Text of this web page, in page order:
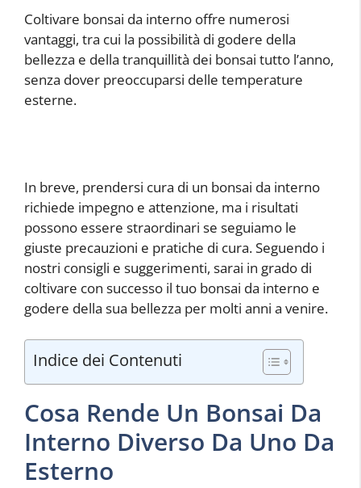
Coltivare bonsai da interno offre numerosi
vantaggi, tra cui la possibilità di godere della
bellezza e della tranquillità dei bonsai tutto l’anno,
senza dover preoccuparsi delle temperature
esterne.
In breve, prendersi cura di un bonsai da interno
richiede impegno e attenzione, ma i risultati
possono essere straordinari se seguiamo le
giuste precauzioni e pratiche di cura. Seguendo i
nostri consigli e suggerimenti, sarai in grado di
coltivare con successo il tuo bonsai da interno e
godere della sua bellezza per molti anni a venire.
Indice dei Contenuti
Cosa Rende Un Bonsai Da
Interno Diverso Da Uno Da
Esterno